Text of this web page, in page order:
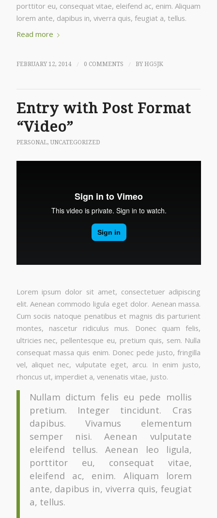
porttitor eu, consequat vitae, eleifend ac, enim. Aliquam
lorem ante, dapibus in, viverra quis, feugiat a, tellus.
Read more
FEBRUARY 12, 2014 / 0 COMMENTS / BY HG5JK
Entry with Post Format
“Video”
PERSONAL,UNCATEGORIZED
Lorem ipsum dolor sit amet, consectetuer adipiscing
elit. Aenean commodo ligula eget dolor. Aenean massa.
Cum sociis natoque penatibus et magnis dis parturient
montes, nascetur ridiculus mus. Donec quam felis,
ultricies nec, pellentesque eu, pretium quis, sem. Nulla
consequat massa quis enim. Donec pede justo, fringilla
vel, aliquet nec, vulputate eget, arcu. In enim justo,
rhoncus ut, imperdiet a, venenatis vitae, justo.
Nullam dictum felis eu pede mollis
pretium. Integer tincidunt. Cras
dapibus. Vivamus elementum
semper nisi. Aenean vulputate
eleifend tellus. Aenean leo ligula,
porttitor eu, consequat vitae,
eleifend ac, enim. Aliquam lorem
ante, dapibus in, viverra quis, feugiat
a, tellus.